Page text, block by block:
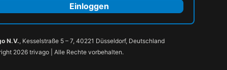
Einloggen
N.V., Kesselstraße 5 – 7, 40221 Düsseldorf, Deutschland
2026 trivago | Alle Rechte vorbehalten.